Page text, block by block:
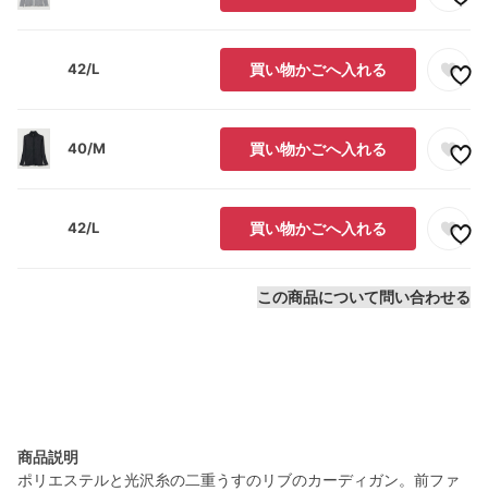
42/L 買い物かごへ入れる
40/M 買い物かごへ入れる
42/L 買い物かごへ入れる
この商品について問い合わせる
商品説明
ポリエステルと光沢糸の二重うすのリブのカーディガン。前ファ